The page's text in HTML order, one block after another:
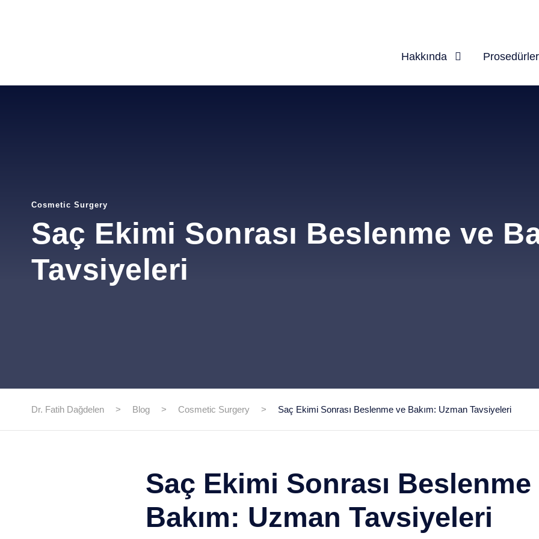
Hakkında Prosedürler
Cosmetic Surgery
Saç Ekimi Sonrası Beslenme ve
Tavsiyeleri
Dr. Fatih Dağdelen > Blog > Cosmetic Surgery > Saç Ekimi Sonrası Beslenme ve Bakım: Uzman Tavsiyeleri
Saç Ekimi Sonrası Beslenme
Bakım: Uzman Tavsiyeleri